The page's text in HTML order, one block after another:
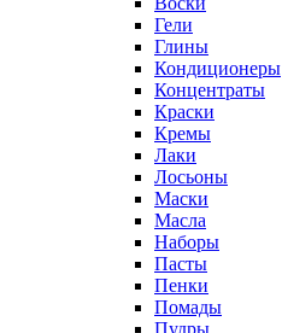
Гели
Глины
Кондиционеры
Концентраты
Краски
Кремы
Лаки
Лосьоны
Маски
Масла
Наборы
Пасты
Пенки
Помады
Пудры